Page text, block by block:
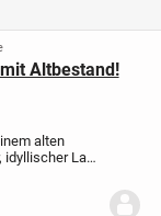
Altbestand!
alten
Lage
für...